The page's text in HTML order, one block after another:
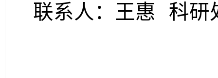
联系人：王惠
科研